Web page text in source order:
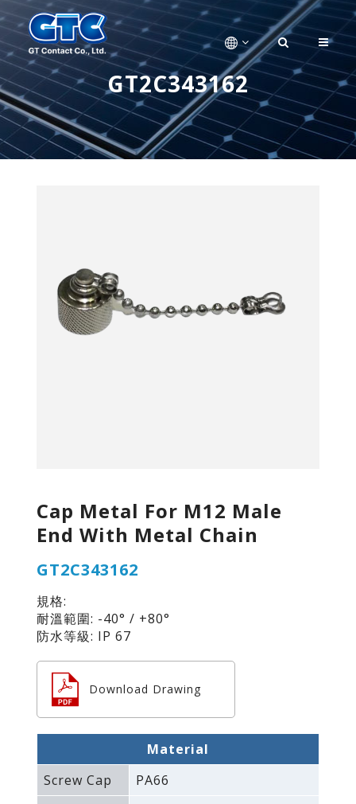
GT2C343162
Cap Metal For M12 Male
End With Metal Chain
GT2C343162
規格:
耐溫範圍: -40° / +80°
防水等級: IP 67
Download Drawing
Material
Screw Cap
PA66